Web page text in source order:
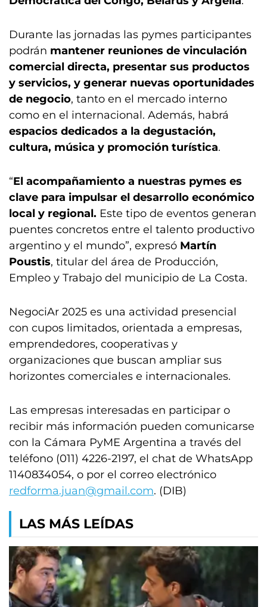
Durante las jornadas las pymes participantes
podrán mantener reuniones de vinculación
comercial directa, presentar sus productos
y servicios, y generar nuevas oportunidades
de negocio, tanto en el mercado interno
como en el internacional. Además, habrá
espacios dedicados a la degustación,
cultura, música y promoción turística.
“El acompañamiento a nuestras pymes es
clave para impulsar el desarrollo económico
local y regional. Este tipo de eventos generan
puentes concretos entre el talento productivo
argentino y el mundo”, expresó Martín
Poustis, titular del área de Producción,
Empleo y Trabajo del municipio de La Costa.
NegociAr 2025 es una actividad presencial
con cupos limitados, orientada a empresas,
emprendedores, cooperativas y
organizaciones que buscan ampliar sus
horizontes comerciales e internacionales.
Las empresas interesadas en participar o
recibir más información pueden comunicarse
con la Cámara PyME Argentina a través del
teléfono (011) 4226-2197, el chat de WhatsApp
1140834054, o por el correo electrónico
redforma.juan@gmail.com. (DIB)
LAS MÁS LEÍDAS